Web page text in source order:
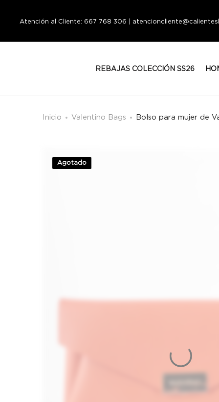
Atención al Cliente: 667 768 306 |
REBAJAS COLECCIÓN SS26
Inicio Valentino Bags Bolso para mujer de
Agotado